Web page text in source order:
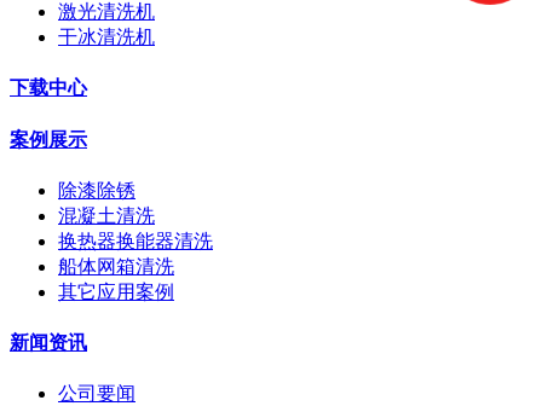
激光清洗机
干冰清洗机
下载中心
案例展示
除漆除锈
混凝土清洗
换热器换能器清洗
船体网箱清洗
其它应用案例
新闻资讯
公司要闻